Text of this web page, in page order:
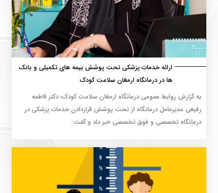
ارائه خدمات پزشکی تحت پوشش بیمه های تکمیلی و بانک
ها در درمانگاه ارمغان سلامت کودک
به گزارش روابط عمومی درمانگاه ارمغان سلامت کودک؛ دکتر فاطمه
رفیعی مدیرعامل درمانگاه از تحت پوشش قراردادن خدمات پزشکی در
درمانگاه تخصصی و فوق تخصصی خبر داد و گفت: